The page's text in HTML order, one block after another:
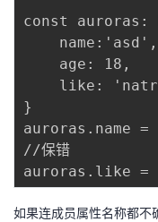
const auroras:
    name:'asd',
    age: 18,
like:
}
auroras.name
//保错
如果连成员属性名称都不